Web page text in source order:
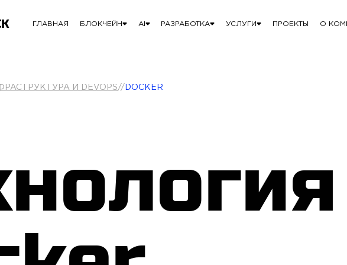
ГЛАВНАЯ БЛОКЧЕЙН AI РАЗРАБОТКА УСЛУГИ ПРОЕКТЫ О
И DEVOPS// DOCKER